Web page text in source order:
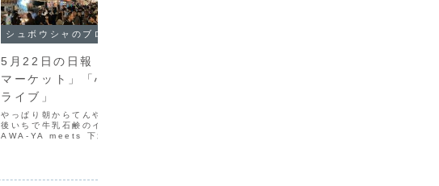
シュボウシャのブログ
5月22日の日報：「東京ナイト
マーケット」「心音ふみな生誕
ライブ」
やっぱり朝からてんやわんや定例MTG午
後いちで牛乳石鹸のイベント「みんなの
AWA-YA meets 下北沢」の取材赤箱と
て、観光関連...